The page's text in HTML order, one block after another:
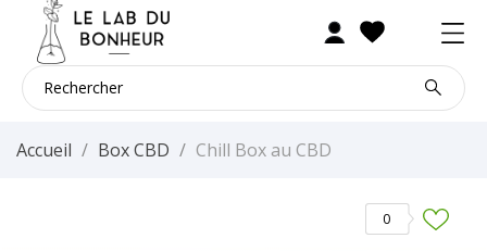
Accueil Box CBD Chill Box au CBD
0